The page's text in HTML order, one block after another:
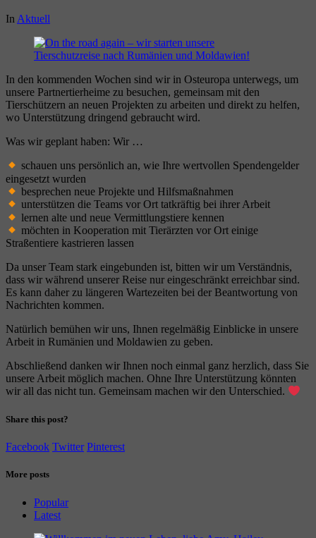
InAktuell
In den kommenden Wochen sind wir in Osteuropa unterwegs, um
unsere Partnertierheime zu besuchen, gemeinsam mit den
Tierschützern an neuen Projekten zu arbeiten und direkt zu helfen,
wo Unterstützung dringend gebraucht wird.
Was wir geplant haben: Wir …
schauen uns persönlich an, wie Ihre wertvollen Spendengelder
eingesetzt wurden
besprechen neue Projekte und Hilfsmaßnahmen
unterstützen die Teams vor Ort tatkräftig bei ihrer Arbeit
lernen alte und neue Vermittlungstiere kennen
möchten in Kooperation mit Tierärzten vor Ort einige
Straßentiere kastrieren lassen
Da unser Team stark eingebunden ist, bitten wir um Verständnis,
dass wir während unserer Reise nur eingeschränkt erreichbar sind.
Es kann daher zu längeren Wartezeiten bei der Beantwortung von
Nachrichten kommen.
Natürlich bemühen wir uns, Ihnen regelmäßig Einblicke in unsere
Arbeit in Rumänien und Moldawien zu geben.
Abschließend danken wir Ihnen noch einmal ganz herzlich, dass Sie
unsere Arbeit möglich machen. Ohne Ihre Unterstützung könnten
wir all das nicht tun. Gemeinsam machen wir den Unterschied.
Share this post?
Facebook Twitter Pinterest
More posts
Popular
Latest